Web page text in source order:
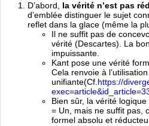
D’abord, la vérité n’est pas
d’emblée distinguer le sujet
reflet dans la glace (même la
Il ne suffit pas de
vérité (Descartes). La
impuissante.
Kant pose une vérité
Cela renvoie à
unifiante(Cf. https://
Bien sûr, la vérité
= Un, mais ne suffit pas,
formel absolu et